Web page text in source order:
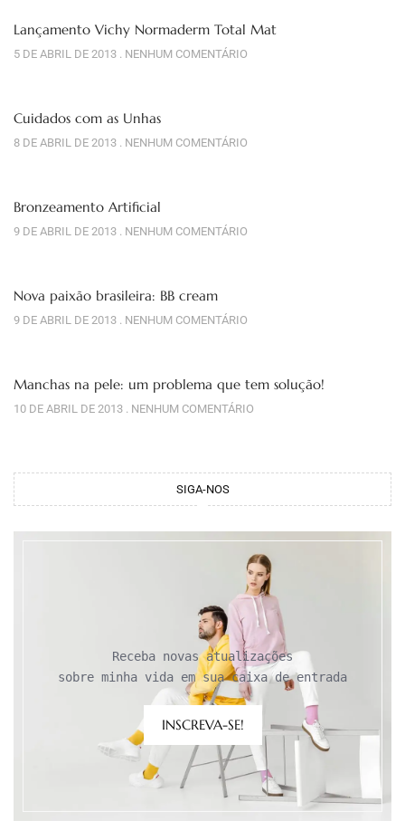
Lançamento Vichy Normaderm Total Mat
5 DE ABRIL DE 2013 NENHUM COMENTÁRIO
Cuidados com as Unhas
8 DE ABRIL DE 2013 NENHUM COMENTÁRIO
Bronzeamento Artificial
9 DE ABRIL DE 2013 NENHUM COMENTÁRIO
Nova paixão brasileira: BB cream
9 DE ABRIL DE 2013 NENHUM COMENTÁRIO
Manchas na pele: um problema que tem solução!
10 DE ABRIL DE 2013 NENHUM COMENTÁRIO
SIGA-NOS
Receba novas atualizações
sobre minha vida em sua caixa de entrada
INSCREVA-SE!